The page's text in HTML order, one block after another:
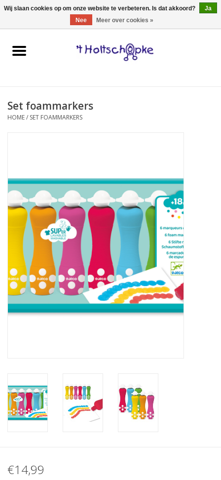
0 Artikelen - €0,00
Home
spellen
hebbedingen
kinderkamer
eten & drinken
knuffels
boeken
Set foammarkers
HOME/ SET FOAMMARKERS
€14,99
Wij slaan cookies op om onze website te verbeteren. Is dat akkoord?
Ja
Nee
Meer over cookies »